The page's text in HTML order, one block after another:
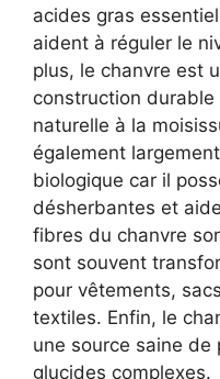
acides gras
aident à réguler le
plus, le chanvre est
construction
naturelle à la
également
biologique car il
désherbantes et
fibres du chanvre
sont souvent
pour vêtements,
textiles. Enfin, le
une source saine de
glucides complexes.